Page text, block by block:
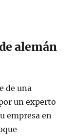
alemán
de una
un experto
empresa en